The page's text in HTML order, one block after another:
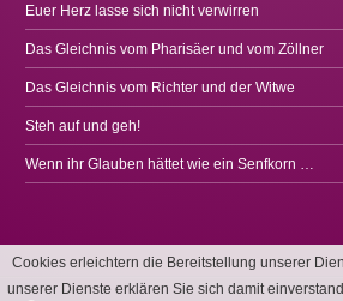
Euer Herz lasse sich nicht verwirren
Das Gleichnis vom Pharisäer und vom Zöllner
Das Gleichnis vom Richter und der Witwe
Steh auf und geh!
Wenn ihr Glauben hättet wie ein Senfkorn …
Cookies erleichtern die Bereitstellung unserer
unserer Dienste erklären Sie sich damit